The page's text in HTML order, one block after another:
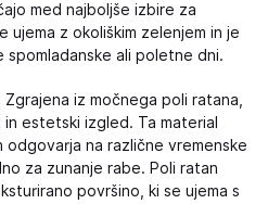
med najboljše izbire za
ujema z okoliškim zelenjem in je
ali poletne dni.
Zgrajena iz močnega poli ratana,
estetski izgled. Ta material
na različne vremenske
za zunanje rabe. Poli ratan
površino, ki se ujema s